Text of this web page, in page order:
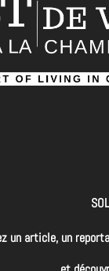
un article, un